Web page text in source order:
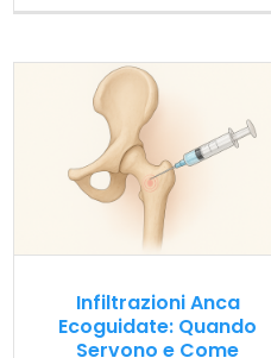
Infiltrazioni Anca
Ecoguidate: Quando
Servono e Come